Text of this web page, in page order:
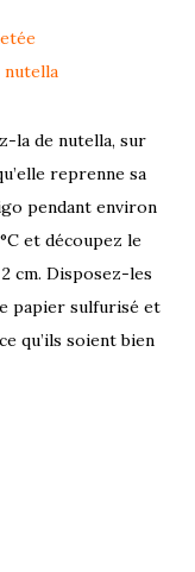
nutella
la de nutella, sur
reprenne sa
pendant environ
et découpez le
cm. Disposez-les
papier sulfurisé et
qu’ils soient bien